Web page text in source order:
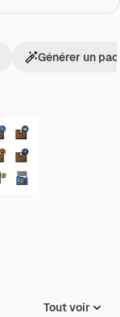
Générer un
Tout voir